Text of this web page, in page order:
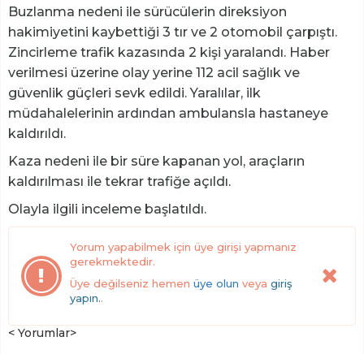
Buzlanma nedeni ile sürücülerin direksiyon
hakimiyetini kaybettiği 3 tır ve 2 otomobil çarpıştı.
Zincirleme trafik kazasında 2 kişi yaralandı. Haber
verilmesi üzerine olay yerine 112 acil sağlık ve
güvenlik güçleri sevk edildi. Yaralılar, ilk
müdahalelerinin ardından ambulansla hastaneye
kaldırıldı.
Kaza nedeni ile bir süre kapanan yol, araçların
kaldırılması ile tekrar trafiğe açıldı.
Olayla ilgili inceleme başlatıldı.
Yorum yapabilmek için üye girişi yapmanız
gerekmektedir.
Üye değilseniz hemen üye olun veya giriş
yapın..
< Yorumlar>